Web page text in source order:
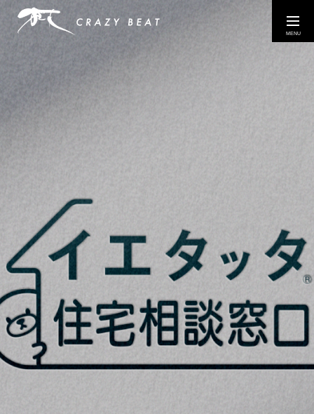
COMPANY
CONTACT